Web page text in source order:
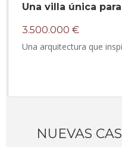
Una villa única
3.500.000 €
Una arquitectura que
NUEVAS